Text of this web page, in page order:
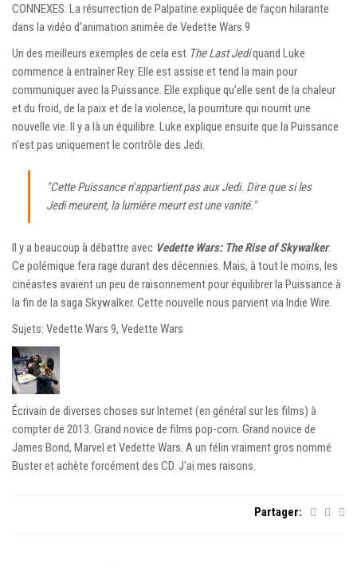
CONNEXES: La résurrection de Palpatine expliquée de façon hilarante
dans la vidéo d'animation animée de Vedette Wars 9
Un des meilleurs exemples de cela est The Last Jediquand Luke
commence à entraîner Rey. Elle est assise et tend la main pour
communiquer avec la Puissance. Elle explique qu'elle sent de la chaleur
et du froid, de la paix et de la violence, la pourriture qui nourrit une
nouvelle vie. Il y a là un équilibre. Luke explique ensuite que la Puissance
n'est pas uniquement le contrôle des Jedi.
"Cette Puissance n'appartient pas aux Jedi. Dire que si les
Jedi meurent, la lumière meurt est une vanité."
Il y a beaucoup à débattre avec Vedette Wars: The Rise of Skywalker.
Ce polémique fera rage durant des décennies. Mais, à tout le moins, les
cinéastes avaient un peu de raisonnement pour équilibrer la Puissance à
la fin de la saga Skywalker. Cette nouvelle nous parvient via Indie Wire.
Sujets: Vedette Wars 9, Vedette Wars
Écrivain de diverses choses sur Internet (en général sur les films) à
compter de 2013. Grand novice de films pop-corn. Grand novice de
James Bond, Marvel et Vedette Wars. A un félin vraiment gros nommé
Buster et achète forcément des CD. J'ai mes raisons.
Partager: